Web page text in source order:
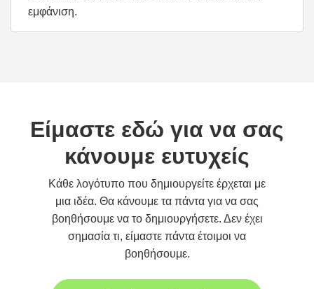
εμφάνιση.
Είμαστε εδώ για να σας
κάνουμε ευτυχείς
Κάθε λογότυπο που δημιουργείτε έρχεται με
μια ιδέα. Θα κάνουμε τα πάντα για να σας
βοηθήσουμε να το δημιουργήσετε. Δεν έχει
σημασία τι, είμαστε πάντα έτοιμοι να
βοηθήσουμε.